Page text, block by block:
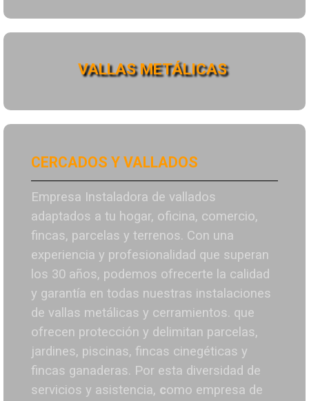
VALLAS METÁLICAS
CERCADOS Y VALLADOS
Empresa Instaladora de vallados
adaptados a tu hogar, oficina, comercio,
fincas, parcelas y terrenos. Con una
experiencia y profesionalidad que superan
los 30 años, podemos ofrecerte la calidad
y garantía en todas nuestras instalaciones
de vallas metálicas y cerramientos. que
ofrecen protección y delimitan parcelas,
jardines, piscinas, fincas cinegéticas y
fincas ganaderas. Por esta diversidad de
servicios y asistencia, como empresa de